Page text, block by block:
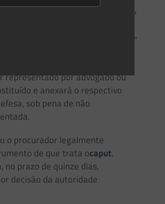
de que tratam o § 2º do art. 3º
março de 1990, será aplicado
pagamento da multa à vista.”
representado por advogado ou
e anexará o respectivo
sob pena de não
o procurador legalmente
de que trata ocaput,
prazo de quinze dias,
decisão da autoridade